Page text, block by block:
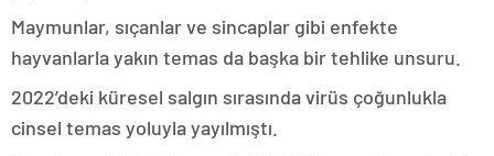
Maymunlar, sıçanlar ve sincaplar gibi enfekte
hayvanlarla yakın temas da başka bir tehlike unsuru.
2022’deki küresel salgın sırasında virüs çoğunlukla
cinsel temas yoluyla yayılmıştı.